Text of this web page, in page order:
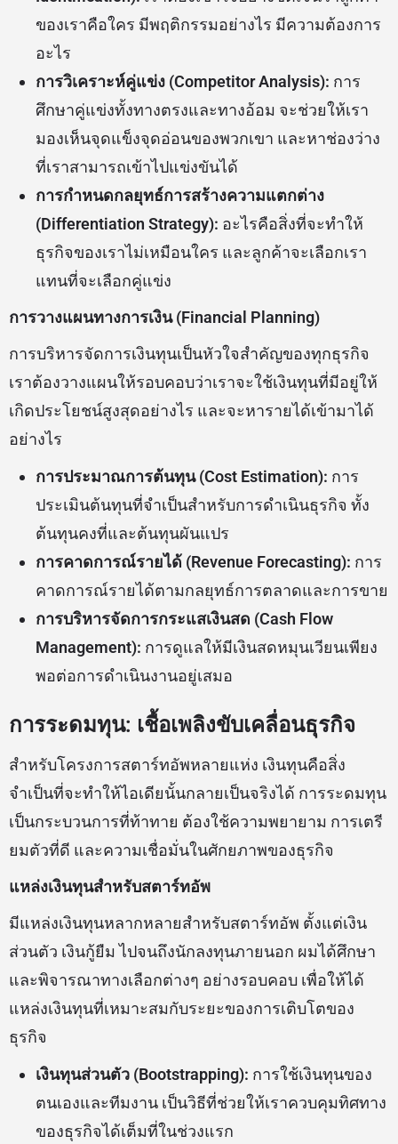
ของเราคือใคร มีพฤติกรรมอย่างไร มีความต้องการ
อะไร
การวิเคราะห์คู่แข่ง (Competitor Analysis): การ
ศึกษาคู่แข่งทั้งทางตรงและทางอ้อม จะช่วยให้เรา
มองเห็นจุดแข็งจุดอ่อนของพวกเขา และหาช่องว่าง
ที่เราสามารถเข้าไปแข่งขันได้
การกำหนดกลยุทธ์การสร้างความแตกต่าง
(Differentiation Strategy): อะไรคือสิ่งที่จะทำให้
ธุรกิจของเราไม่เหมือนใคร และลูกค้าจะเลือกเรา
แทนที่จะเลือกคู่แข่ง
การวางแผนทางการเงิน (Financial Planning)
การบริหารจัดการเงินทุนเป็นหัวใจสำคัญของทุกธุรกิจ
เราต้องวางแผนให้รอบคอบว่าเราจะใช้เงินทุนที่มีอยู่ให้
เกิดประโยชน์สูงสุดอย่างไร และจะหารายได้เข้ามาได้
อย่างไร
การประมาณการต้นทุน (Cost Estimation): การ
ประเมินต้นทุนที่จำเป็นสำหรับการดำเนินธุรกิจ ทั้ง
ต้นทุนคงที่และต้นทุนผันแปร
การคาดการณ์รายได้ (Revenue Forecasting): การ
คาดการณ์รายได้ตามกลยุทธ์การตลาดและการขาย
การบริหารจัดการกระแสเงินสด (Cash Flow
Management): การดูแลให้มีเงินสดหมุนเวียนเพียง
พอต่อการดำเนินงานอยู่เสมอ
การระดมทุน: เชื้อเพลิงขับเคลื่อนธุรกิจ
สำหรับโครงการสตาร์ทอัพหลายแห่ง เงินทุนคือสิ่ง
จำเป็นที่จะทำให้ไอเดียนั้นกลายเป็นจริงได้ การระดมทุน
เป็นกระบวนการที่ท้าทาย ต้องใช้ความพยายาม การเตรี
ยมตัวที่ดี และความเชื่อมั่นในศักยภาพของธุรกิจ
แหล่งเงินทุนสำหรับสตาร์ทอัพ
มีแหล่งเงินทุนหลากหลายสำหรับสตาร์ทอัพ ตั้งแต่เงิน
ส่วนตัว เงินกู้ยืม ไปจนถึงนักลงทุนภายนอก ผมได้ศึกษา
และพิจารณาทางเลือกต่างๆ อย่างรอบคอบ เพื่อให้ได้
แหล่งเงินทุนที่เหมาะสมกับระยะของการเติบโตของ
ธุรกิจ
เงินทุนส่วนตัว (Bootstrapping): การใช้เงินทุนของ
ตนเองและทีมงาน เป็นวิธีที่ช่วยให้เราควบคุมทิศทาง
ของธุรกิจได้เต็มที่ในช่วงแรก